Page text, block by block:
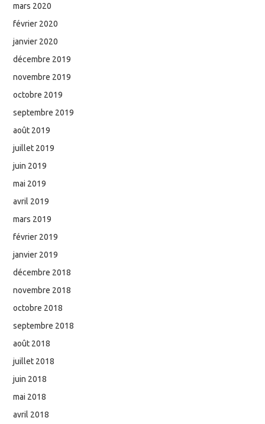
mars 2020
février 2020
janvier 2020
décembre 2019
novembre 2019
octobre 2019
septembre 2019
août 2019
juillet 2019
juin 2019
mai 2019
avril 2019
mars 2019
février 2019
janvier 2019
décembre 2018
novembre 2018
octobre 2018
septembre 2018
août 2018
juillet 2018
juin 2018
mai 2018
avril 2018